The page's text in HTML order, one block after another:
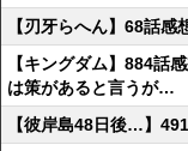
【刃牙らへん】68話
【キングダム】884話
は策があると言うが…
【彼岸島48日後…】